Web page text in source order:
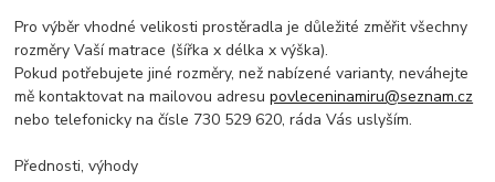
Pro výběr vhodné velikosti prostěradla je důležité změřit všechny
rozměry Vaší matrace (šířka x délka x výška).
Pokud potřebujete jiné rozměry, než nabízené varianty, neváhejte
mě kontaktovat na mailovou adresupovleceninamiru@seznam.cz
nebo telefonicky na čísle 730 529 620, ráda Vás uslyším.
Přednosti, výhody